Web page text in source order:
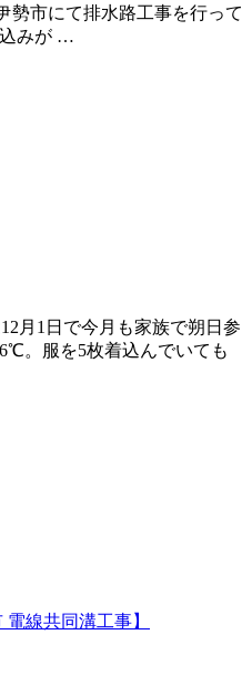
勢市にて排水路工事を行って
みが …
月1日で今月も家族で朔日参
。服を5枚着込んでいても
線共同溝工事】